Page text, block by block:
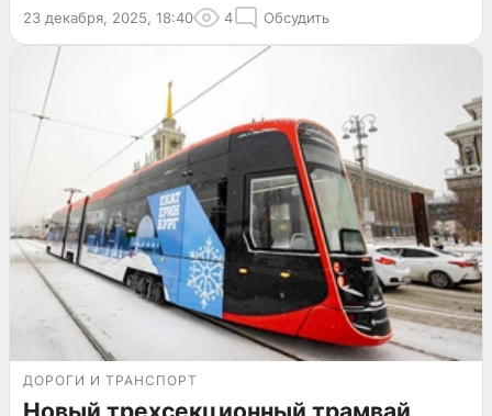
23 декабря, 2025, 18:40 4 Обсудить
ДОРОГИ И ТРАНСПОРТ